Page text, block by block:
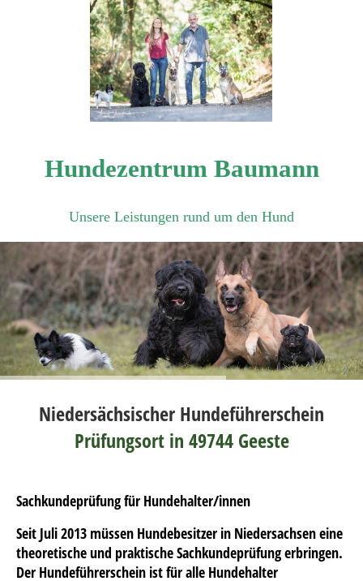
Hundezentrum Baumann
Unsere Leistungen rund um den Hund
Niedersächsischer Hundeführerschein
Prüfungsort in 49744 Geeste
Sachkundeprüfung für Hundehalter/innen
Seit Juli 2013 müssen Hundebesitzer in Niedersachsen eine
theoretische und praktische Sachkundeprüfung erbringen.
Der Hundeführerschein ist für alle Hundehalter